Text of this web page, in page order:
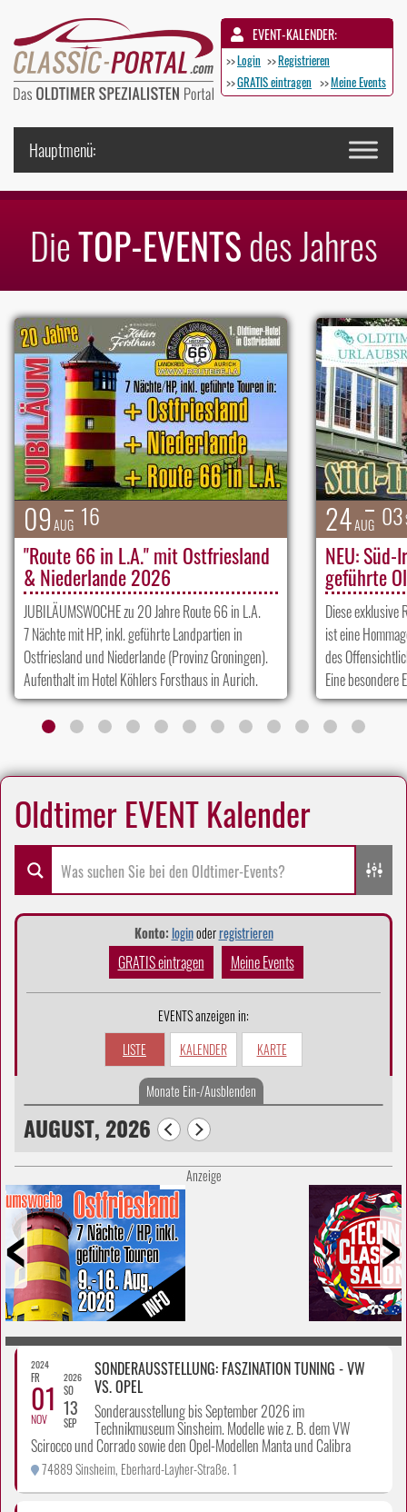
EVENT-KALENDER:
>>Login >>Registrieren
>>GRATIS eintragen >>Meine Events
DieTOP-EVENTSdes Jahres
09AUG 16
"Route 66 in L.A." mit Ostfriesland
& Niederlande 2026
JUBILÄUMSWOCHE zu 20 Jahre Route 66 in L.A.
7 Nächte mit HP, inkl. geführte Landpartien in
Ostfriesland und Niederlande (Provinz Groningen).
Aufenthalt im Hotel Köhlers Forsthaus in Aurich.
24AUG 03
NEU:
geführte
Diese exklusive
ist eine
des
Eine besondere
Oldtimer EVENT Kalender
Konto: loginoderregistrieren
GRATIS eintragen Meine Events
EVENTS anzeigen in:
LISTE
KALENDER KARTE
Monate Ein-/Ausblenden
AUGUST, 2026
Anzeige
Next
Prev
2024
FR
01
NOV
2026
SO
13
SEP
SONDERAUSSTELLUNG: FASZINATION TUNING - VW
VS. OPEL
Sonderausstellung bis September 2026 im
Technikmuseum Sinsheim. Modelle wie z. B. dem VW
Scirocco und Corrado sowie den Opel-Modellen Manta und Calibra
74889 Sinsheim, Eberhard-Layher-Straße. 1